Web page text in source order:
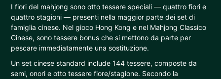
I fiori del mahjong sono otto tessere speciali — quattro fiori e
quattro stagioni — presenti nella maggior parte dei set di
famiglia cinese. Nel gioco Hong Kong e nel Mahjong Classico
Cinese, sono tessere bonus che si mettono da parte per
pescare immediatamente una sostituzione.
Un set cinese standard include 144 tessere, composte da
semi, onori e otto tessere fiore/stagione. Secondo la